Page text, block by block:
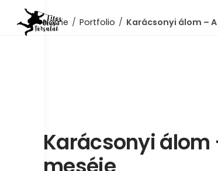
content
Home / Portfolio / Karácsonyi álom –
Karácsonyi álom